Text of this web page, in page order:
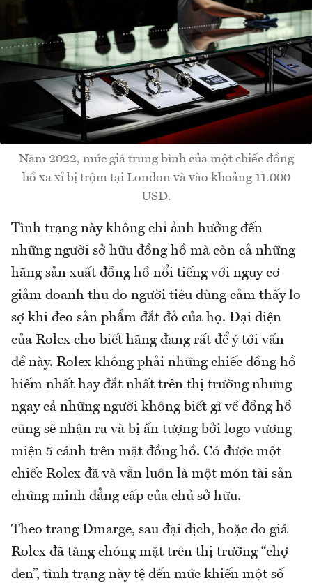
Năm 2022, mức giá trung bình của một chiếc đồng
hồ xa xỉ bị trộm tại London và vào khoảng 11.000
USD.
Tình trạng này không chỉ ảnh hưởng đến
những người sở hữu đồng hồ mà còn cả những
hãng sản xuất đồng hồ nổi tiếng với nguy cơ
giảm doanh thu do người tiêu dùng cảm thấy lo
sợ khi đeo sản phẩm đắt đỏ của họ. Đại diện
của Rolex cho biết hãng đang rất để ý tới vấn
đề này. Rolex không phải những chiếc đồng hồ
hiếm nhất hay đắt nhất trên thị trường nhưng
ngay cả những người không biết gì về đồng hồ
cũng sẽ nhận ra và bị ấn tượng bởi logo vương
miện 5 cánh trên mặt đồng hồ. Có được một
chiếc Rolex đã và vẫn luôn là một món tài sản
chứng minh đẳng cấp của chủ sở hữu.
Theo trang Dmarge, sau đại dịch, hoặc do giá
Rolex đã tăng chóng mặt trên thị trường “chợ
đen”, tình trạng này tệ đến mức khiến một số